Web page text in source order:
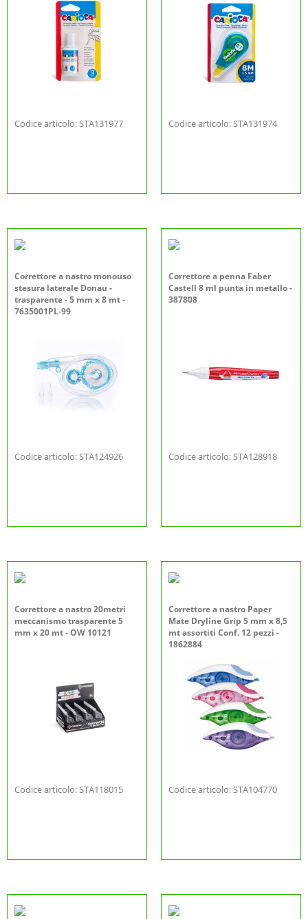
Codice articolo: STA131977 Codice articolo: STA131974
Correttore a nastro monouso
stesura laterale Donau -
trasparente - 5 mm x 8 mt -
7635001PL-99
Codice articolo: STA124926
Correttore a penna Faber
Castell 8 ml punta in metallo -
387808
Codice articolo: STA128918
Correttore a nastro 20metri
meccanismo trasparente 5
mm x 20 mt - OW 10121
Codice articolo: STA118015
Correttore a nastro Paper
Mate Dryline Grip 5 mm x 8,5
mt assortiti Conf. 12 pezzi -
1862884
Codice articolo: STA104770